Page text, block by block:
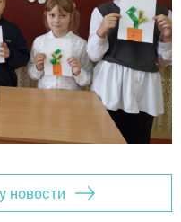
новости